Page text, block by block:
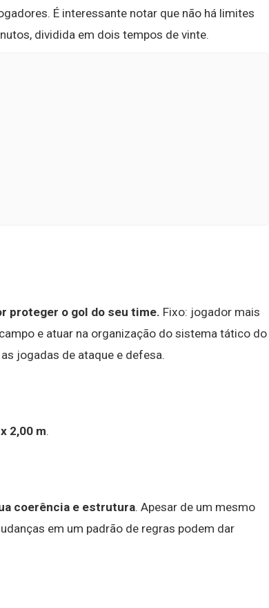
É interessante notar que não há limites
dividida em dois tempos de vinte.
proteger o gol do seu time. Fixo: jogador mais
e atuar na organização do sistema tático do
jogadas de ataque e defesa.
2,00 m.
coerência e estrutura. Apesar de um mesmo
em um padrão de regras podem dar